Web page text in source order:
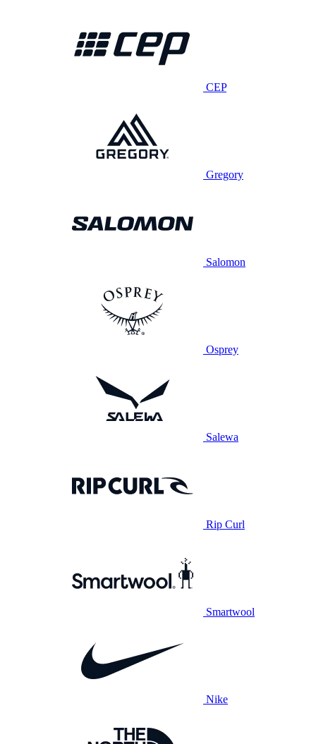
CEP
Gregory
Salomon
Osprey
Salewa
Rip Curl
Smartwool
Nike